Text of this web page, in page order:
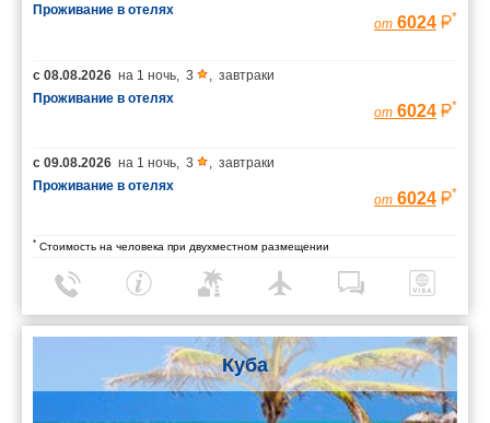
Проживание в отелях
от 6024 *
с 08.08.2026 на 1 ночь 3
завтраки
Проживание в отелях
от 6024 *
с 09.08.2026 на 1 ночь 3
завтраки
Проживание в отелях
от 6024 *
* Стоимость на человека при двухместном размещении
Куба